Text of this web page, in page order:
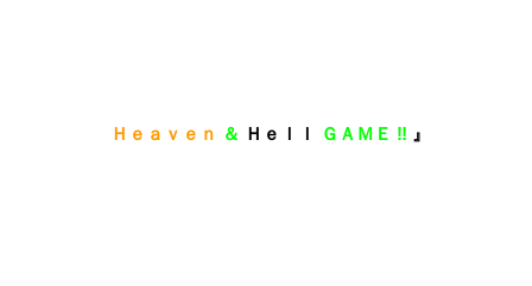
Ｈｅａｖｅｎ ＆ Ｈｅｌｌ ＧＡＭＥ ‼ 』